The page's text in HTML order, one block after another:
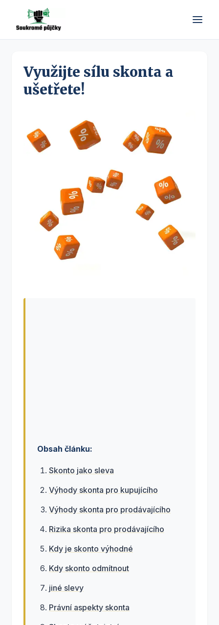
Využijte sílu skonta a
ušetřete!
Obsah článku:
Skonto jako sleva
Výhody skonta pro kupujícího
Výhody skonta pro prodávajícího
Rizika skonta pro prodávajícího
Kdy je skonto výhodné
Kdy skonto odmítnout
jiné slevy
Právní aspekty skonta